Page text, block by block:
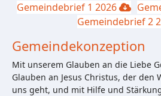
Gemeindebrief 1 2026
Gemeindebrief 2
Gemeindekonzeption
Mit unserem Glauben an die Liebe
Glauben an Jesus Christus, der den
uns geht, und mit Hilfe und